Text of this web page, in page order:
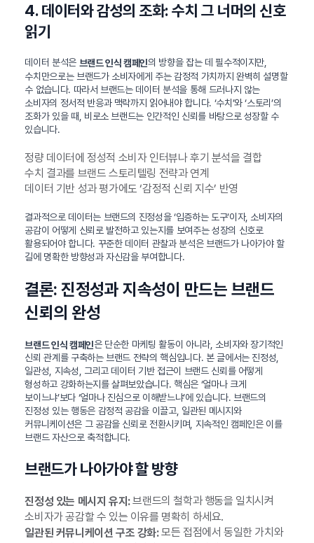
4. 데이터와 감성의 조화: 수치 그 너머의 신호
읽기
데이터 분석은 브랜드 인식 캠페인의 방향을 잡는 데 필수적이지만,
수치만으로는 브랜드가 소비자에게 주는 감정적 가치까지 완벽히 설명할
수 없습니다. 따라서 브랜드는 데이터 분석을 통해 드러나지 않는
소비자의 정서적 반응과 맥락까지 읽어내야 합니다. ‘수치’와 ‘스토리’의
조화가 있을 때, 비로소 브랜드는 인간적인 신뢰를 바탕으로 성장할 수
있습니다.
정량 데이터에 정성적 소비자 인터뷰나 후기 분석을 결합
수치 결과를 브랜드 스토리텔링 전략과 연계
데이터 기반 성과 평가에도 ‘감정적 신뢰 지수’ 반영
결과적으로 데이터는 브랜드의 진정성을 ‘입증하는 도구’이자, 소비자의
공감이 어떻게 신뢰로 발전하고 있는지를 보여주는 성장의 신호로
활용되어야 합니다. 꾸준한 데이터 관찰과 분석은 브랜드가 나아가야 할
길에 명확한 방향성과 자신감을 부여합니다.
결론: 진정성과 지속성이 만드는 브랜드
신뢰의 완성
브랜드 인식 캠페인은 단순한 마케팅 활동이 아니라, 소비자와 장기적인
신뢰 관계를 구축하는 브랜드 전략의 핵심입니다. 본 글에서는 진정성,
일관성, 지속성, 그리고 데이터 기반 접근이 브랜드 신뢰를 어떻게
형성하고 강화하는지를 살펴보았습니다. 핵심은 ‘얼마나 크게
보이느냐’보다 ‘얼마나 진심으로 이해받느냐’에 있습니다. 브랜드의
진정성 있는 행동은 감정적 공감을 이끌고, 일관된 메시지와
커뮤니케이션은 그 공감을 신뢰로 전환시키며, 지속적인 캠페인은 이를
브랜드 자산으로 축적합니다.
브랜드가 나아가야 할 방향
진정성 있는 메시지 유지:브랜드의 철학과 행동을 일치시켜
소비자가 공감할 수 있는 이유를 명확히 하세요.
일관된 커뮤니케이션 구조 강화:모든 접점에서 동일한 가치와